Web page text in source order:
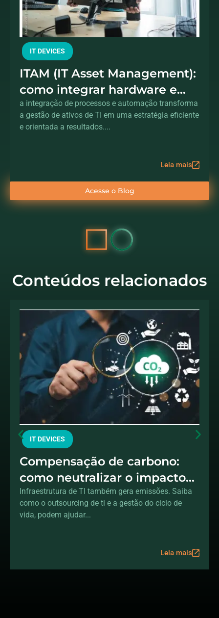
IT DEVICES
ITAM (IT Asset Management):
como integrar hardware e
processos para controle total
dos ativos
a integração de processos e automação transforma
a gestão de ativos de TI em uma estratégia eficiente
e orientada a resultados....
Leia mais
Acesse o Blog
Conteúdos relacionados
IT DEVICES
Compensação de carbono:
como neutralizar o impacto
ambiental da sua
infraestrutura de TI
Infraestrutura de TI também gera emissões. Saiba
como o outsourcing de ti e a gestão do ciclo de
vida, podem ajudar...
Leia mais